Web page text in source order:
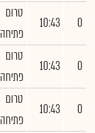
0
10:43
טרום
פתיחה
0
10:43
טרום
פתיחה
0
10:43
טרום
פתיחה